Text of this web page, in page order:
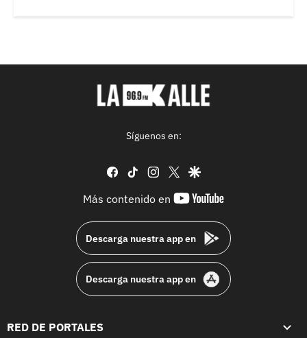
Síguenos en:
facebook
tiktok instagram
twittergoogle
Más contenido en
youtube-
Descarga nuestra app en
Descarga nuestra app en
RED DE PORTALES